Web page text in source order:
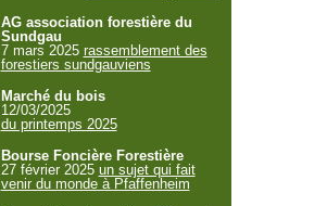
AG association forestière du
Sundgau
7 mars 2025 rassemblement des
forestiers sundgauviens
Marché du bois
12/03/2025
du printemps 2025
Bourse Foncière Forestière
27 février 2025 un sujet qui fait
venir du monde à Pfaffenheim